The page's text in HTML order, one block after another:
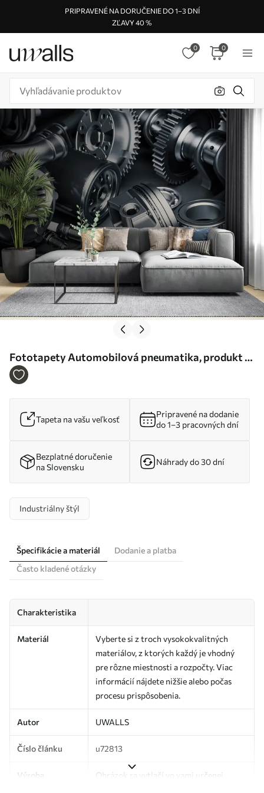
PRIPRAVENÉ NA DORUČENIE DO 1–3 DNÍ
ZĽAVY 40 %
0 0
Fototapety Automobilová pneumatika, produkt a
automobilový dizajn Nr. u72813
Tapeta na vašu veľkosť
Pripravené na dodanie
do 1–3 pracovných dní
Bezplatné doručenie
na Slovensku
Náhrady do 30 dní
Industriálny štýl
Špecifikácie a materiál
Dodanie a platba
Často kladené otázky
Charakteristika
Materiál
Vyberte si z troch vysokokvalitných
materiálov, z ktorých každý je vhodný
pre rôzne miestnosti a rozpočty. Viac
informácií nájdete nižšie alebo počas
procesu prispôsobenia.
Autor UWALLS
Číslo článku u72813
Výroba
Obrázok sa vytlačí vo vami určenej